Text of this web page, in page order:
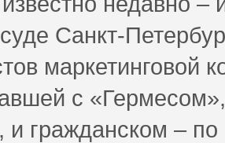
Санкт-
маркетинговой
с
гражданском – по